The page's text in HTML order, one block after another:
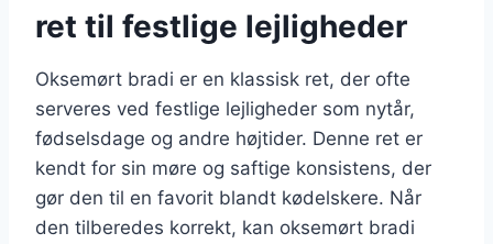
ret til festlige lejligheder
Oksemørt bradi er en klassisk ret, der ofte
serveres ved festlige lejligheder som nytår,
fødselsdage og andre højtider. Denne ret er
kendt for sin møre og saftige konsistens, der
gør den til en favorit blandt kødelskere. Når
den tilberedes korrekt, kan oksemørt bradi